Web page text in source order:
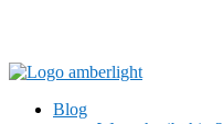
Blog